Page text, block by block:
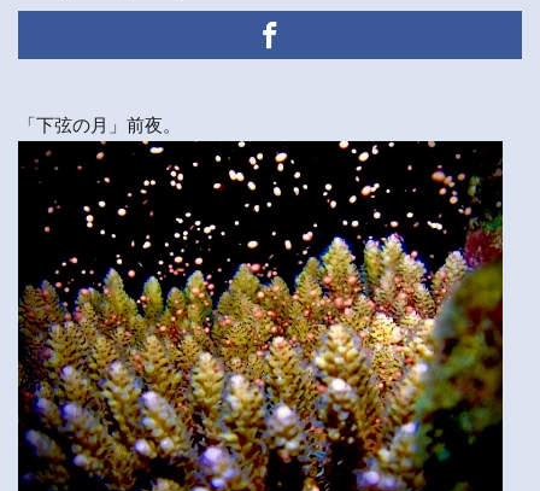
「下弦の月」前夜。